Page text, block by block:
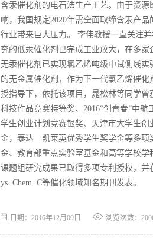
含汞催化剂的电石法生产工艺。由于资
响，我国规定2020年需全面取缔含汞产
行业带来巨大压力。 李伟教授一直关注
究的低汞催化剂已完成工业放大，在多
无汞催化剂已实现氯乙烯吨级中试侧线
的无金属催化剂，作为下一代氯乙烯催
授指导下，依托该项目，晁松林等同学
科技作品竞赛特等奖、2016“创青春”中
学生创业计划竞赛银奖、天津市大学生
金，泰达—凯莱英优秀学生奖学金等多项
金、教育部重点实验室基金和高等学校
课题组研究成果已取得多项专利授权，并
ys. Chem. C等催化领域知名期刊发表。
日期：2016年12月09日 浏览次数：